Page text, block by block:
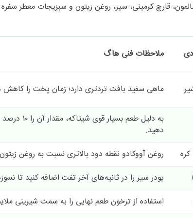
قارچ کرمینی، سیر، روغن زیتون و سبزیجات معطر
ملاحظات فنی هاگ
ماهی سفید بافت تردتری دارد؛ زمان پخت را کاهش
به دلیل طعم بسیار قوی
دهید.
روغن آووکادو نقطه دود بالاتری نسبت به روغن
پودر سیر را در ثانیه‌های آخر تفت اضافه کنید تا
استفاده از ترخون طعم نهایی را به سمت شیرینی